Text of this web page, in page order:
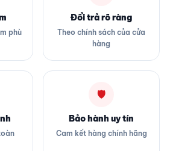
phù
Đổi trả rõ ràng
Theo chính sách của cửa
hàng
🛡
Bảo hành uy tín
Cam kết hàng chính hãng